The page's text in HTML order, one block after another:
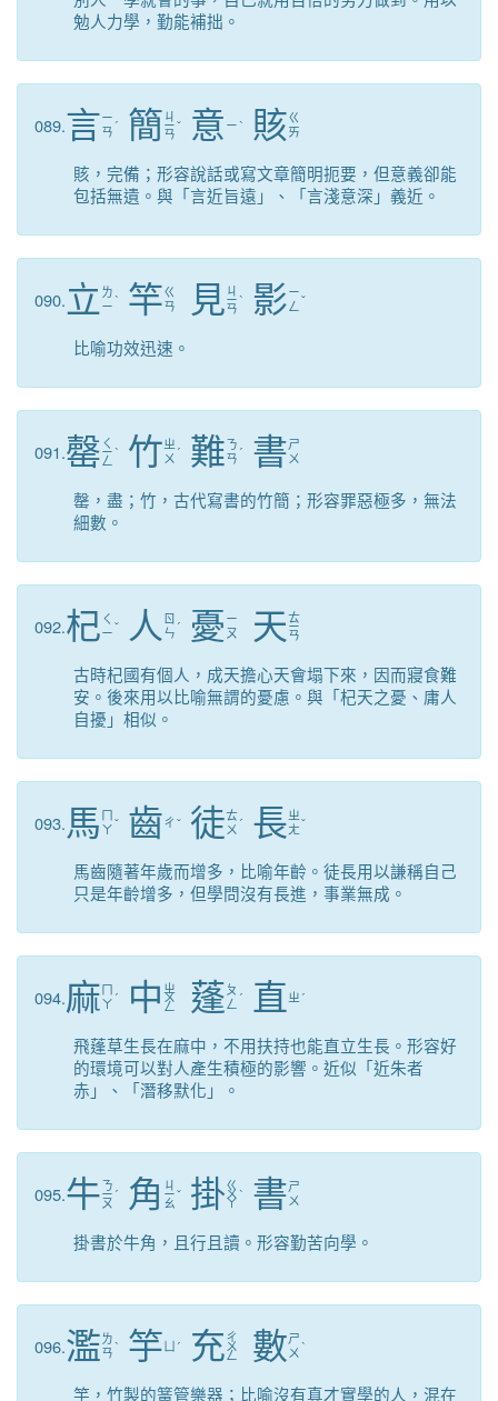
勉人力學，勤能補拙。
089.言ㄧ
ㄢ ˊ 簡 ㄐ
ㄧ
ㄢ
ˇ 意 ㄧˋ 賅ㄍ
ㄞ
賅，完備；形容說話或寫文章簡明扼要，但意義卻能
包括無遺。與「言近旨遠」、「言淺意深」義近。
090.立 ㄌ
ㄧˋ 竿ㄍ
ㄢ
見 ㄐ
ㄧ
ㄢ
ˋ 影ㄧ
ㄥ ˇ
比喻功效迅速。
091.罄 ㄑ
ㄧ
ㄥ
ˋ 竹ㄓ
ㄨ ˊ 難ㄋ
ㄢ ˊ 書ㄕ
ㄨ
罄，盡；竹，古代寫書的竹簡；形容罪惡極多，無法
細數。
092.杞 ㄑ
ㄧˇ 人 ㄖ
ㄣ ˊ 憂 ㄧ
ㄡ
天ㄊ
ㄧ
ㄢ
古時杞國有個人，成天擔心天會塌下來，因而寢食難
安。後來用以比喻無謂的憂慮。與「杞天之憂、庸人
自擾」相似。
093.馬 ㄇ
ㄚˇ 齒ㄔ ˇ 徒ㄊ
ㄨ ˊ 長ㄓ
ㄤˇ
馬齒隨著年歲而增多，比喻年齡。徒長用以謙稱自己
只是年齡增多，但學問沒有長進，事業無成。
094.麻 ㄇ
ㄚ ˊ 中 ㄓ
ㄨ
ㄥ 蓬 ㄆ
ㄥ ˊ 直 ㄓ ˊ
飛蓬草生長在麻中，不用扶持也能直立生長。形容好
的環境可以對人產生積極的影響。近似「近朱者
赤」、「潛移默化」。
095.牛ㄋ
ㄧ
ㄡ
ˊ 角 ㄐ
ㄧ
ㄠ
ˇ 掛ㄍ
ㄨ
ㄚ
ˋ 書ㄕ
ㄨ
掛書於牛角，且行且讀。形容勤苦向學。
096.濫ㄌ
ㄢˋ 竽 ˊ 充ㄔ
ㄨ
ㄥ 數ㄕ
ㄨ ˋ
竽，竹製的簧管樂器；比喻沒有真才實學的人，混在